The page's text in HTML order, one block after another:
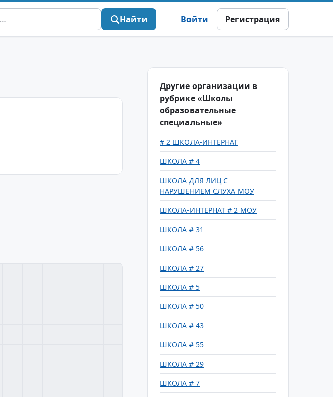
Найти Войти Регистрация
Другие организации в
рубрике «Школы
образовательные
специальные»
# 2 ШКОЛА-ИНТЕРНАТ
ШКОЛА # 4
ШКОЛА ДЛЯ ЛИЦ С
НАРУШЕНИЕМ СЛУХА МОУ
ШКОЛА-ИНТЕРНАТ # 2 МОУ
ШКОЛА # 31
ШКОЛА # 56
ШКОЛА # 27
ШКОЛА # 5
ШКОЛА # 50
ШКОЛА # 43
ШКОЛА # 55
ШКОЛА # 29
ШКОЛА # 7